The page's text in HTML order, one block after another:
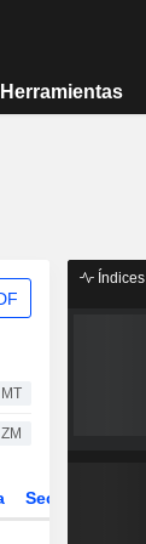
Herramientas
MT
ZM
Sector
Índices